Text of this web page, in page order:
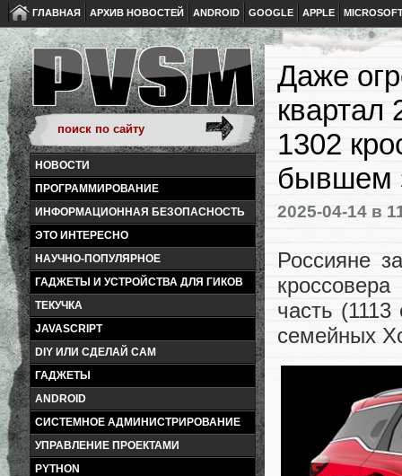
ГЛАВНАЯ АРХИВ НОВОСТЕЙ ANDROID GOOGLE APPLE
НОВОСТИ
ПРОГРАММИРОВАНИЕ
ИНФОРМАЦИОННАЯ БЕЗОПАСНОСТЬ
ЭТО ИНТЕРЕСНО
НАУЧНО-ПОПУЛЯРНОЕ
ГАДЖЕТЫ И УСТРОЙСТВА ДЛЯ ГИКОВ
ТЕКУЧКА
JAVASCRIPT
DIY ИЛИ СДЕЛАЙ САМ
ГАДЖЕТЫ
ANDROID
СИСТЕМНОЕ АДМИНИСТРИРОВАНИЕ
УПРАВЛЕНИЕ ПРОЕКТАМИ
PYTHON
Даже
квартал
1302
бывшем
2025-04-14 в
Россияне
часть
семейных